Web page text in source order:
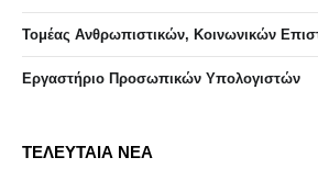
Τομέας Ανθρωπιστικών, Κοινωνικών
Eργαστήριo Προσωπικών Υπολογιστών
ΤΕΛΕΥΤΑΙΑ ΝΕΑ